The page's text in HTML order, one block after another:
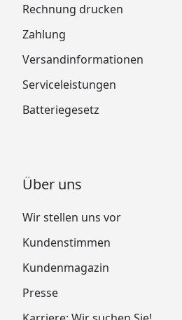
Rechnung drucken
Zahlung
Versandinformationen
Serviceleistungen
Batteriegesetz
Über uns
Wir stellen uns vor
Kundenstimmen
Kundenmagazin
Presse